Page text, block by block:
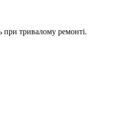
при тривалому ремонті.